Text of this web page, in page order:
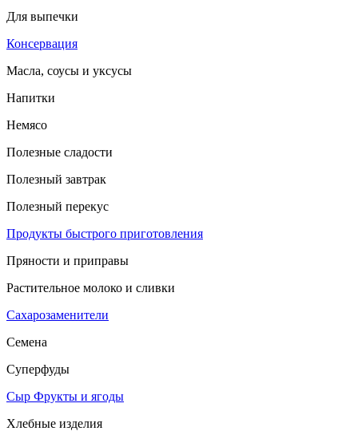
Для выпечки
Консервация
Масла, соусы и уксусы
Напитки
Немясо
Полезные сладости
Полезный завтрак
Полезный перекус
Продукты быстрого приготовления
Пряности и приправы
Растительное молоко и сливки
Сахарозаменители
Семена
Суперфуды
Сыр Фрукты и ягоды
Хлебные изделия